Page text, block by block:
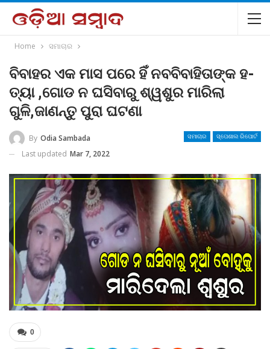
Home ସମାଚାର
ବିବାହର ଏକ ମାସ ପରେ ହିଁ ନବବିବାହିତାଙ୍କ ହ-
ତ୍ୟା ,ଗୋଡ ନ ଘସିବାରୁ ଶ୍ୱଶୁର ମାରିଲା
ଗୁଳି,ଜାଣନ୍ତୁ ପୁରା ଘଟଣା
ସମାଚାର ସ୍ପେଶାଲ ରିପୋର୍ଟ
By Odia Sambada
Last updated Mar 7, 2022
0